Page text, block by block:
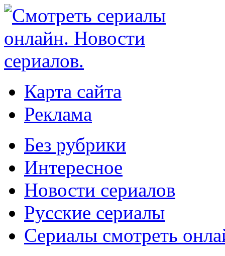
Карта сайта
Реклама
Без рубрики
Интересное
Новости сериалов
Русские сериалы
Сериалы смотреть